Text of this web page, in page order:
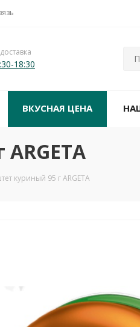
18:30
ВКУСНАЯ ЦЕНА
куриный 95 г ARGETA